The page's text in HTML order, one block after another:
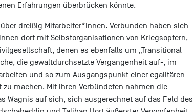
Erfahrungen überbrücken könnte.
über dreißig Mitarbeiter*innen. Verbunden haben sich
dort mit Selbstorganisationen von Kriegsopfern,
denen es ebenfalls um „Transitional
die gewaltdurchsetzte Vergangenheit auf-, im
und so zum Ausgangspunkt einer egalitären
machen. Mit ihren Verbündeten nahmen die
Wagnis auf sich, sich ausgerechnet auf das Feld des